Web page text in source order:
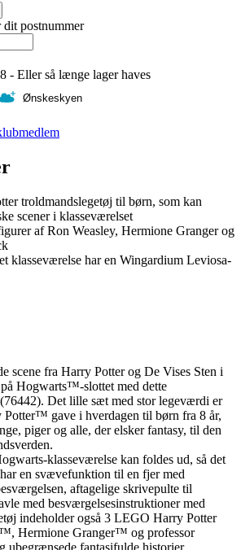
postnummer
- Eller så længe lager haves
Ønskeskyen
troldmandslegetøj til børn, som kan
scener i klasseværelset
af Ron Weasley, Hermione Granger og
klasseværelse har en Wingardium Leviosa-
scene fra Harry Potter og De Vises Sten i
Hogwarts™-slottet med dette
Det lille sæt med stor legeværdi er
gave i hverdagen til børn fra 8 år,
piger og alle, der elsker fantasy, til den
klasseværelse kan foldes ud, så det
en svævefunktion til en fjer med
aftagelige skrivepulte til
med besværgelsesinstruktioner med
indeholder også 3 LEGO Harry Potter
Hermione Granger™ og professor
fantasifulde historier.